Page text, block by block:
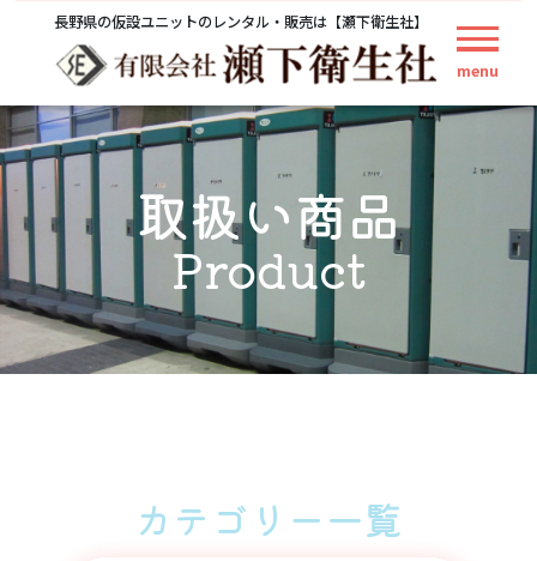
長野県の仮設ユニットのレンタル・販売は【瀬下衛生社】
取扱い商品
Product
カテゴリー一覧
menu